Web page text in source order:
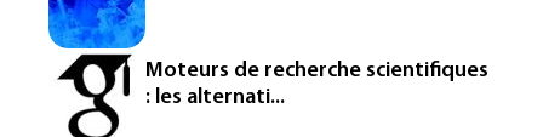
homologation
Iris³: Eutelsat investira 3,4 milliards
d'euros dans la future constellation
européenne
Moteurs de recherche scientifiques
: les alternati...